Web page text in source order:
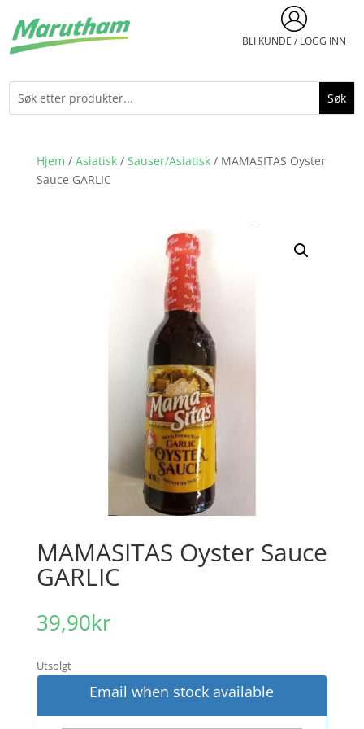
BLI KUNDE / LOGG INN
Hjem / Asiatisk/ Sauser/Asiatisk/ MAMASITAS Oyster
Sauce GARLIC
MAMASITAS Oyster Sauce
GARLIC
39,90kr
Utsolgt
Email when stock available